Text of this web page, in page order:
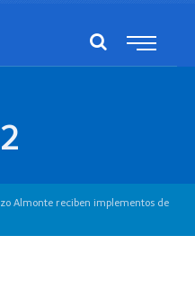
Almonte reciben implementos de